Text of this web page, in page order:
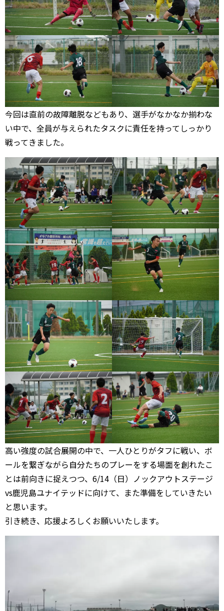
今回は直前の故障離脱などもあり、選手がなかなか揃わな
い中で、全員が与えられたタスクに責任を持ってしっかり
戦ってきました。
高い強度の試合展開の中で、一人ひとりがタフに戦い、ボ
ールを繋ぎながら自分たちのプレーをする場面を創れたこ
とは前向きに捉えつつ、6/14（日）ノックアウトステージ
vs鹿児島ユナイテッドに向けて、また準備をしていきたい
と思います。
引き続き、応援よろしくお願いいたします。